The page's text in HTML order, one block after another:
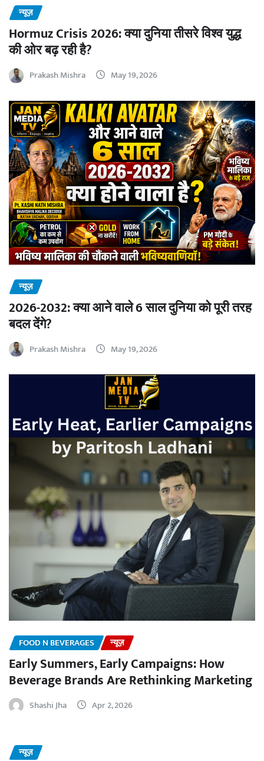
न्यूज़
Hormuz Crisis 2026: क्या दुनिया तीसरे विश्व युद्ध
की ओर बढ़ रही है?
Prakash Mishra May 19, 2026
न्यूज़
2026-2032: क्या आने वाले 6 साल दुनिया को पूरी तरह
बदल देंगे?
Prakash Mishra May 19, 2026
FOOD N BEVERAGES न्यूज़
Early Summers, Early Campaigns: How
Beverage Brands Are Rethinking Marketing
Shashi Jha Apr 2, 2026
न्यूज़